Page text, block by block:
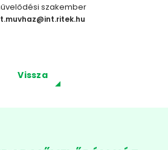
szakember
Vissza